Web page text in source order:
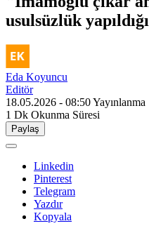
usulsüzlük
Eda Koyuncu
Editör
18.05.2026 - 08:50Yayınlanma
1 Dk Okunma Süresi
Paylaş
Linkedin
Pinterest
Telegram
Yazdır
Kopyala